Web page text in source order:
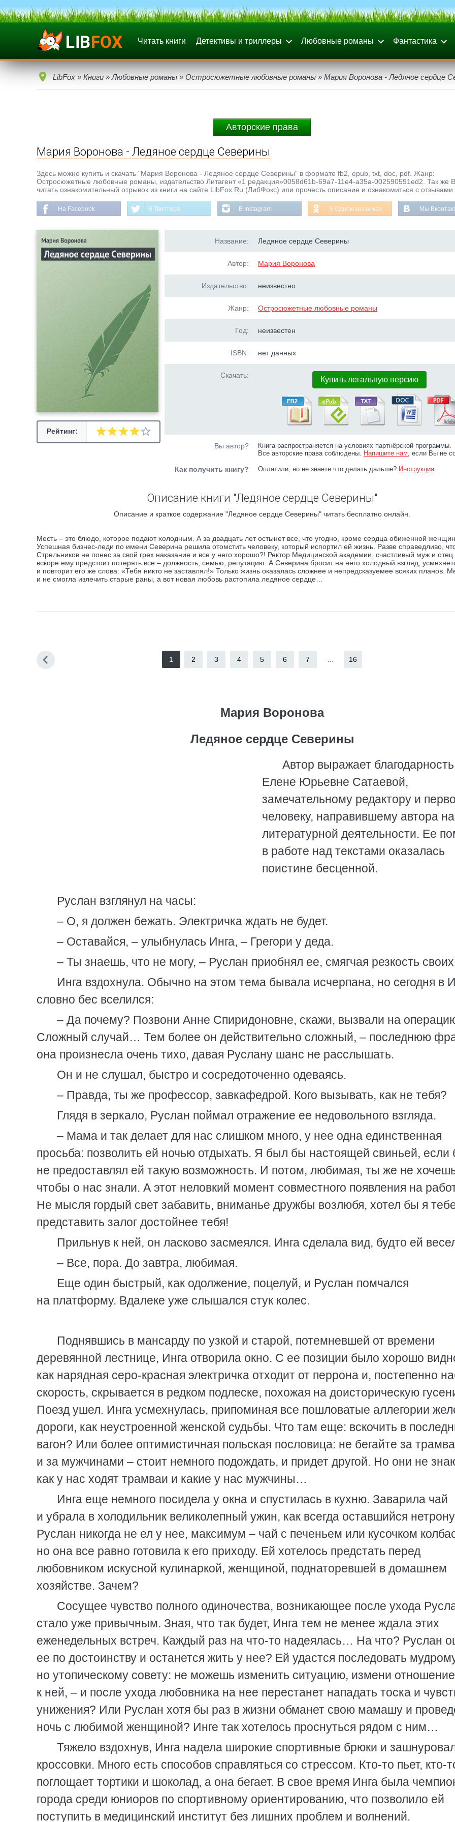
Читать книги Детективы и триллеры Любовные романы Фантастика
LibFox » Книги » Любовные романы » Остросюжетные любовные романы » Мария Воронова - Ледяное сердце
Авторские права
Мария Воронова - Ледяное сердце Северины
Здесь можно купить и скачать "Мария Воронова - Ледяное сердце Северины" в формате fb2, epub, txt, doc, pdf. Жанр:
Остросюжетные любовные романы, издательство Литагент «1 редакция»0058d61b-69a7-11e4-a35a-002590591ed2. Так же
читать ознакомительный отрывок из книги на сайте LibFox.Ru (ЛибФокс) или прочесть описание и ознакомиться с отзывами.
На Facebook В Твиттере В Instagram В Одноклассниках Мы
Рейтинг:
Название: Ледяное сердце Северины
Автор: Мария Воронова
Издательство: неизвестно
Жанр: Остросюжетные любовные романы
Год: неизвестен
ISBN: нет данных
Скачать: Купить легальную версию
Вы автор?
Книга распространяется на условиях партнёрской программы.
Все авторские права соблюдены. Напишите нам, если Вы не
Как получить книгу? Оплатили, но не знаете что делать дальше? Инструкция.
Описание книги "Ледяное сердце Северины"
Описание и краткое содержание "Ледяное сердце Северины" читать бесплатно онлайн.
Месть – это блюдо, которое подают холодным. А за двадцать лет остынет все, что угодно, кроме сердца обиженной
Успешная бизнес-леди по имени Северина решила отомстить человеку, который испортил ей жизнь. Разве справедливо,
Стрельников не понес за свой грех наказание и все у него хорошо?! Ректор Медицинской академии, счастливый муж и
вскоре ему предстоит потерять все – должность, семью, репутацию. А Северина бросит на него холодный взгляд,
и повторит его же слова: «Тебя никто не заставлял!» Только жизнь оказалась сложнее и непредсказуемее всяких планов.
и не смогла излечить старые раны, а вот новая любовь растопила ледяное сердце…
1 2 3 4 5 6 7 16
Мария Воронова
Ледяное сердце Северины
Автор выражает благодарность
Елене Юрьевне Сатаевой,
замечательному редактору и
человеку, направившему автора
литературной деятельности. Ее
в работе над текстами оказалась
поистине бесценной.
Руслан взглянул на часы:
– О, я должен бежать. Электричка ждать не будет.
– Оставайся, – улыбнулась Инга, – Грегори у деда.
– Ты знаешь, что не могу, – Руслан приобнял ее, смягчая резкость
Инга вздохнула. Обычно на этом тема бывала исчерпана, но сегодня в
словно бес вселился:
– Да почему? Позвони Анне Спиридоновне, скажи, вызвали на
Сложный случай… Тем более он действительно сложный, – последнюю
она произнесла очень тихо, давая Руслану шанс не расслышать.
Он и не слушал, быстро и сосредоточенно одеваясь.
– Правда, ты же профессор, завкафедрой. Кого вызывать, как не тебя?
Глядя в зеркало, Руслан поймал отражение ее недовольного взгляда.
– Мама и так делает для нас слишком много, у нее одна единственная
просьба: позволить ей ночью отдыхать. Я был бы настоящей свиньей, если
не предоставлял ей такую возможность. И потом, любимая, ты же не
чтобы о нас знали. А этот неловкий момент совместного появления на
Не мысля гордый свет забавить, вниманье дружбы возлюбя, хотел бы я
представить залог достойнее тебя!
Прильнув к ней, он ласково засмеялся. Инга сделала вид, будто ей
– Все, пора. До завтра, любимая.
Еще один быстрый, как одолжение, поцелуй, и Руслан помчался
на платформу. Вдалеке уже слышался стук колес.
Поднявшись в мансарду по узкой и старой, потемневшей от времени
деревянной лестнице, Инга отворила окно. С ее позиции было хорошо
как нарядная серо-красная электричка отходит от перрона и, постепенно
скорость, скрывается в редком подлеске, похожая на доисторическую
Поезд ушел. Инга усмехнулась, припоминая все пошловатые аллегории
дороги, как неустроенной женской судьбы. Что там еще: вскочить в
вагон? Или более оптимистичная польская пословица: не бегайте за
и за мужчинами – стоит немного подождать, и придет другой. Но они не
как у нас ходят трамваи и какие у нас мужчины…
Инга еще немного посидела у окна и спустилась в кухню. Заварила чай
и убрала в холодильник великолепный ужин, как всегда оставшийся
Руслан никогда не ел у нее, максимум – чай с печеньем или кусочком
но она все равно готовила к его приходу. Ей хотелось предстать перед
любовником искусной кулинаркой, женщиной, поднаторевшей в домашнем
хозяйстве. Зачем?
Сосущее чувство полного одиночества, возникающее после ухода
стало уже привычным. Зная, что так будет, Инга тем не менее ждала этих
еженедельных встреч. Каждый раз на что-то надеялась… На что? Руслан
ее по достоинству и останется жить у нее? Ей удастся последовать
но утопическому совету: не можешь изменить ситуацию, измени отношение
к ней, – и после ухода любовника на нее перестанет нападать тоска и
унижения? Или Руслан хотя бы раз в жизни обманет свою мамашу и
ночь с любимой женщиной? Инге так хотелось проснуться рядом с ним…
Тяжело вздохнув, Инга надела широкие спортивные брюки и
кроссовки. Много есть способов справляться со стрессом. Кто-то пьет, кто-
поглощает тортики и шоколад, а она бегает. В свое время Инга была
города среди юниоров по спортивному ориентированию, что позволило ей
поступить в медицинский институт без лишних проблем и волнений.